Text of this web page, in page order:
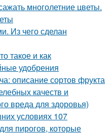
многолетние цветы.
Из чего сделан
такое и как
удобрения
описание сортов фрукта
качеств и
вреда для здоровья)
условиях 107
пирогов, которые